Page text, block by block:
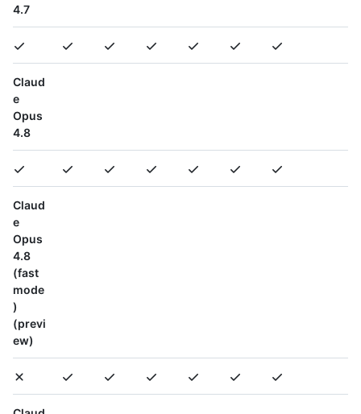
4.7
Claud
e
Opus
4.8
Claud
e
Opus
4.8
(fast
mode
)
(previ
ew)